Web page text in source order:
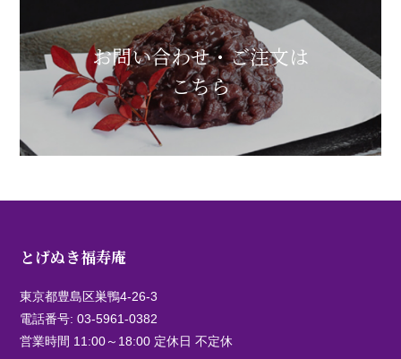
お問い合わせ・ご注文は
こちら
とげぬき福寿庵
東京都豊島区巣鴨4-26-3
電話番号:03-5961-0382
営業時間 11:00～18:00 定休日 不定休